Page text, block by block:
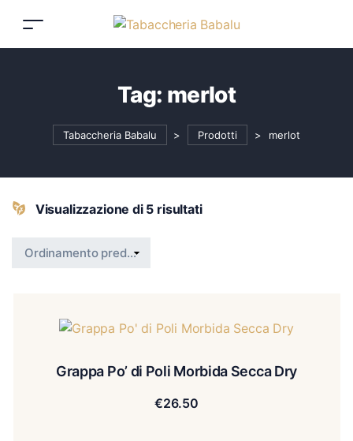
Tag: merlot
Tabaccheria Babalu > Prodotti > merlot
Visualizzazione di 5 risultati
Grappa Po’ di Poli Morbida Secca Dry
€26.50